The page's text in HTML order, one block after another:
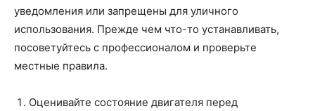
уведомления или запрещены для уличного
использования. Прежде чем что-то устанавливать,
посоветуйтесь с профессионалом и проверьте
местные правила.
Оценивайте состояние двигателя перед